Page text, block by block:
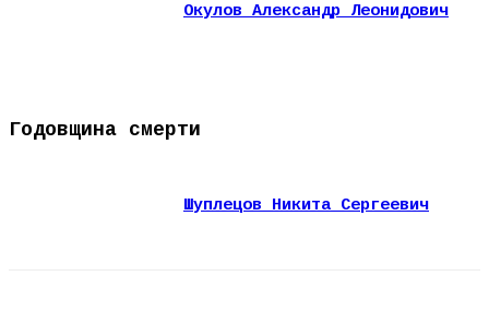
Окулов Александр Леонидович
Годовщина смерти
Шуплецов Никита Сергеевич